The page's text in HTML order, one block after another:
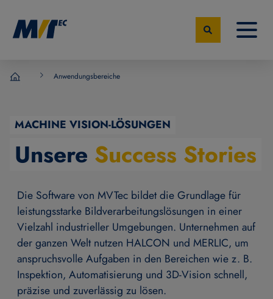
Anwendungsbereiche
MACHINE VISION-LÖSUNGEN
Unsere Success Stories
Die Software von MVTec bildet die Grundlage für
leistungsstarke Bildverarbeitungslösungen in einer
Vielzahl industrieller Umgebungen. Unternehmen auf
der ganzen Welt nutzen HALCON und MERLIC, um
anspruchsvolle Aufgaben in den Bereichen wie z. B.
Inspektion, Automatisierung und 3D-Vision schnell,
präzise und zuverlässig zu lösen.